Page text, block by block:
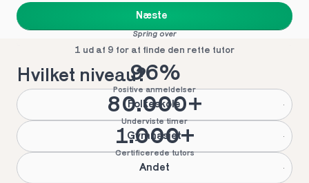
Næste
Spring over
1 ud af 9 for at finde den rette tutor
Hvilket niveau?
Folkeskole
Gymnasiet
Andet
96%
Positive anmeldelser
80.000+
Underviste timer
1.000+
Certificerede tutors